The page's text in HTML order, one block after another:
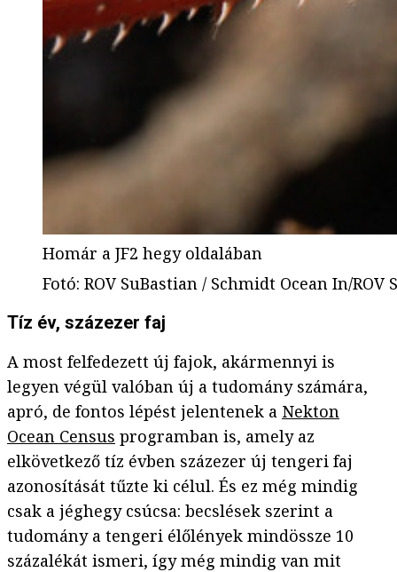
Homár a JF2 hegy oldalában
Fotó: ROV SuBastian / Schmidt Ocean In/
Tíz év, százezer faj
A most felfedezett új fajok, akármennyi is
legyen végül valóban új a tudomány számára,
apró, de fontos lépést jelentenek a Nekton
Ocean Census programban is, amely az
elkövetkező tíz évben százezer új tengeri faj
azonosítását tűzte ki célul. És ez még mindig
csak a jéghegy csúcsa: becslések szerint a
tudomány a tengeri élőlények mindössze 10
százalékát ismeri, így még mindig van mit